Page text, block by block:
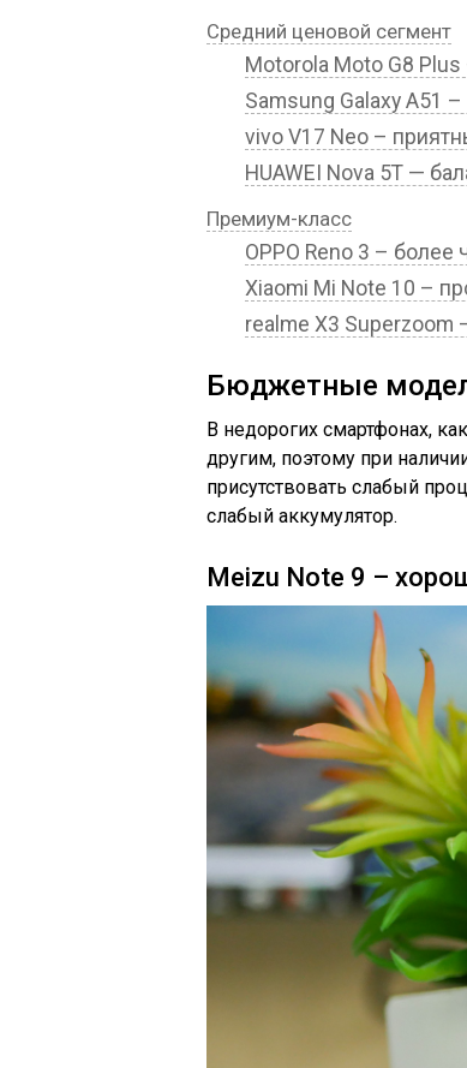
Средний ценовой сегмент
Motorola Moto G8
Samsung Galaxy A51
vivo V17 Neo –
HUAWEI Nova 5T —
Премиум-класс
OPPO Reno 3 – более
Xiaomi Mi Note 10 –
realme X3 Superzoom
Бюджетные
В недорогих смартфонах,
другим, поэтому при
присутствовать слабый
слабый аккумулятор.
Meizu Note 9 –